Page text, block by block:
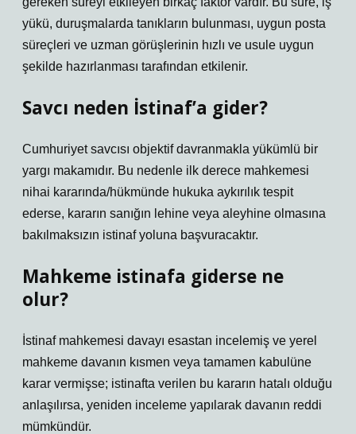
yükü, duruşmalarda tanıkların bulunması, uygun posta
süreçleri ve uzman görüşlerinin hızlı ve usule uygun
şekilde hazırlanması tarafından etkilenir.
Savcı neden İstinaf’a gider?
Cumhuriyet savcısı objektif davranmakla yükümlü bir
yargı makamıdır. Bu nedenle ilk derece mahkemesi
nihai kararında/hükmünde hukuka aykırılık tespit
ederse, kararın sanığın lehine veya aleyhine olmasına
bakılmaksızın istinaf yoluna başvuracaktır.
Mahkeme istinafa giderse ne
olur?
İstinaf mahkemesi davayı esastan incelemiş ve yerel
mahkeme davanın kısmen veya tamamen kabulüne
karar vermişse; istinafta verilen bu kararın hatalı olduğu
anlaşılırsa, yeniden inceleme yapılarak davanın reddi
mümkündür.